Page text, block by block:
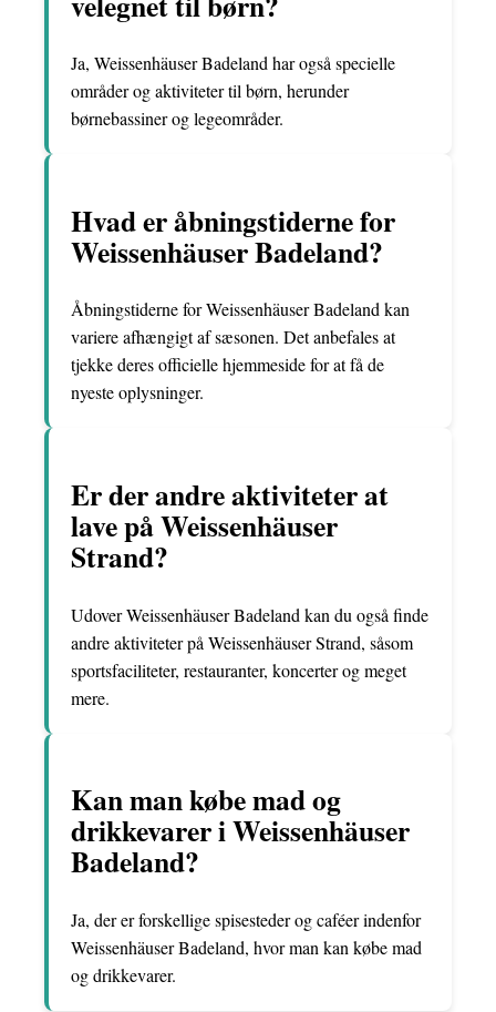
Ja, Weissenhäuser Badeland har også specielle
områder og aktiviteter til børn, herunder
børnebassiner og legeområder.
Hvad er åbningstiderne for
Weissenhäuser Badeland?
Åbningstiderne for Weissenhäuser Badeland kan
variere afhængigt af sæsonen. Det anbefales at
tjekke deres officielle hjemmeside for at få de
nyeste oplysninger.
Er der andre aktiviteter at
lave på Weissenhäuser
Strand?
Udover Weissenhäuser Badeland kan du også finde
andre aktiviteter på Weissenhäuser Strand, såsom
sportsfaciliteter, restauranter, koncerter og meget
mere.
Kan man købe mad og
drikkevarer i Weissenhäuser
Badeland?
Ja, der er forskellige spisesteder og caféer indenfor
Weissenhäuser Badeland, hvor man kan købe mad
og drikkevarer.